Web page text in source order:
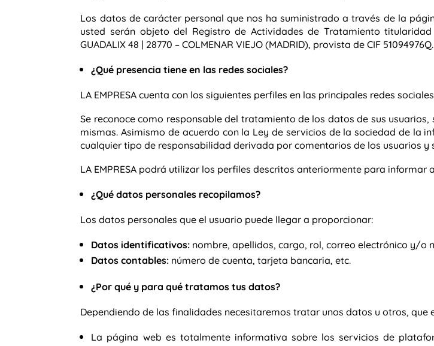
Los datos de carácter personal que nos ha suministrado a través de la
usted serán objeto del Registro de Actividades de Tratamiento titularidad
GUADALIX 48 | 28770 – COLMENAR VIEJO (MADRID), provista de CIF 51094976Q.
¿Qué presencia tiene en las redes sociales?
LA EMPRESA cuenta con los siguientes perfiles en las principales redes
Se reconoce como responsable del tratamiento de los datos de sus
mismas. Asimismo de acuerdo con la Ley de servicios de la sociedad de la
cualquier tipo de responsabilidad derivada por comentarios de los usuarios y
LA EMPRESA podrá utilizar los perfiles descritos anteriormente para informar
¿Qué datos personales recopilamos?
Los datos personales que el usuario puede llegar a proporcionar:
Datos identificativos: nombre, apellidos, cargo, rol, correo electrónico y/o
Datos contables: número de cuenta, tarjeta bancaria, etc.
¿Por qué y para qué tratamos tus datos?
Dependiendo de las finalidades necesitaremos tratar unos datos u otros, que
La página web es totalmente informativa sobre los servicios de